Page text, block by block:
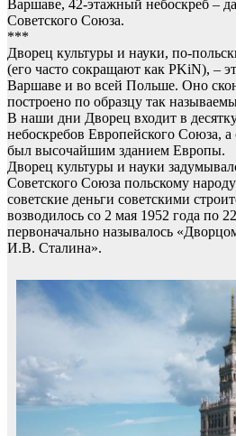
Варшаве, 42-этажный небоскреб –
Советского Союза.
***
Дворец культуры и науки, по-
(его часто сокращают как PKiN), –
Варшаве и во всей Польше. Оно
построено по образцу так
В наши дни Дворец входит в
небоскребов Европейского Союза,
был высочайшим зданием Европы.
Дворец культуры и науки
Советского Союза польскому
советские деньги советскими
возводилось со 2 мая 1952 года по
первоначально называлось
И.В. Сталина».